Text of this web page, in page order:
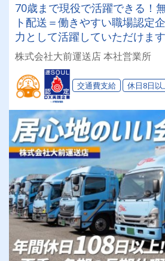
70歳まで現役で活躍できる！
ト配送＝働きやすい職場認定
力として活躍していただけま
当社で活かしませんか？
株式会社大前運送店 本社営業所
交通費支給 休日8日以